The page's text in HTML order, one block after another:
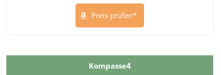
Preis prüfen*
Kompasse4